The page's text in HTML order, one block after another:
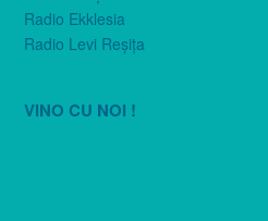
Radio Ekklesia
Radio Levi Reşiţa
VINO CU NOI !